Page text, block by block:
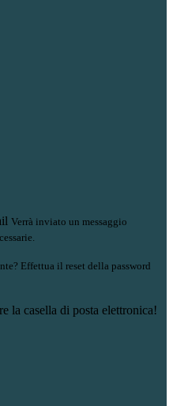
Verrà inviato un messaggio
Effettua il reset della password
la casella di posta elettronica!